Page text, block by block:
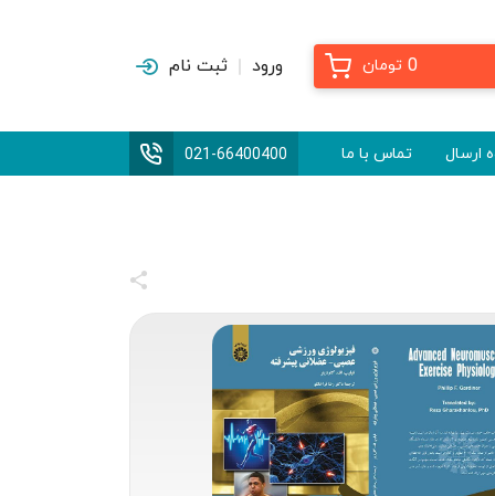
0 تومان ورود ثبت نام
ارسال تماس با ما 021-66400400